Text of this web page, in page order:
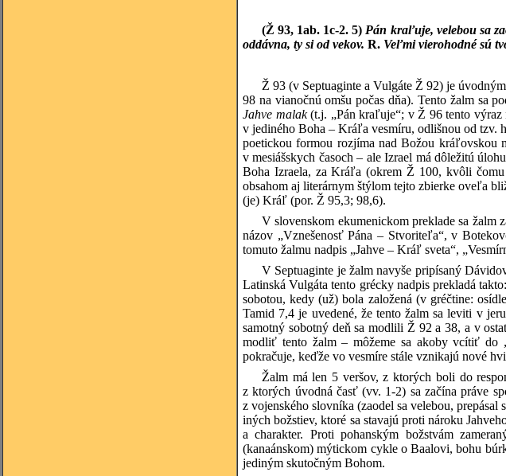
(Ž 93, 1ab. 1c-2. 5) Pán kraľuje, velebou sa
oddávna, ty si od vekov. R. Veľmi vierohodné sú
Ž 93 (v Septuaginte a Vulgáte Ž 92) je
98 na vianočnú omšu počas dňa). Tento žalm sa
Jahve malak(t.j. „Pán kraľuje“; v Ž 96 tento výraz
v jediného Boha – Kráľa vesmíru, odlišnou od tzv.
poetickou formou rozjíma nad Božou kráľovskou
v mesiášskych časoch – ale Izrael má dôležitú
Boha Izraela, za Kráľa (okrem Ž 100, kvôli
obsahom aj literárnym štýlom tejto zbierke oveľa
(je) Kráľ (por. Ž 95,3; 98,6).
V slovenskom ekumenickom preklade sa žalm
názov „Vznešenosť Pána – Stvoriteľa“, v
tomuto žalmu nadpis „Jahve – Kráľ sveta“,
V Septuaginte je žalm navyše pripísaný
Latinská Vulgáta tento grécky nadpis prekladá takto:
sobotou, kedy (už) bola založená (v gréčtine:
Tamid 7,4 je uvedené, že tento žalm sa leviti v
samotný sobotný deň sa modlili Ž 92 a 38, a v
modliť tento žalm – môžeme sa akoby vcítiť do
pokračuje, keďže vo vesmíre stále vznikajú nové
Žalm má len 5 veršov, z ktorých boli do
z ktorých úvodná časť (vv. 1-2) sa začína práve
z vojenského slovníka (zaodel sa velebou,
iných božstiev, ktoré sa stavajú proti nároku
a charakter. Proti pohanským božstvám
(kanaánskom) mýtickom cykle o Baalovi, bohu
jediným skutočným Bohom.